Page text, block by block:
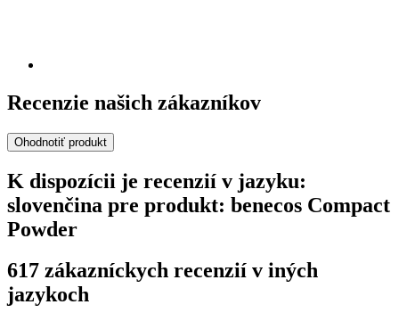
Recenzie našich zákazníkov
Ohodnotiť produkt
K dispozícii je recenzií v jazyku:
slovenčina pre produkt: benecos Compact
Powder
617 zákazníckych recenzií v iných
jazykoch